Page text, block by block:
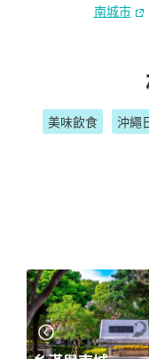
南城市
美味飲食 沖繩